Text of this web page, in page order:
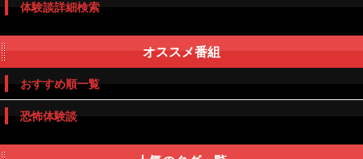
体験談詳細検索
オススメ番組
おすすめ順一覧
恐怖体験談